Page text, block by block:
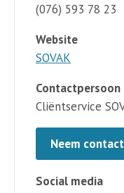
(076) 593 78 23
Website
SOVAK
Contactpersoon
Cliëntservice
Neem
Social media